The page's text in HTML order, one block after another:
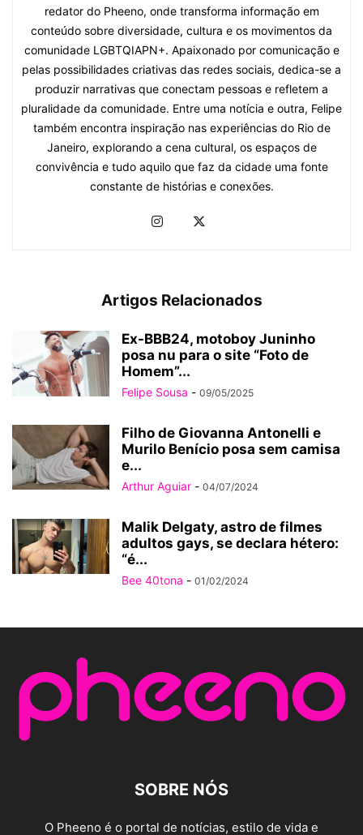
redator do Pheeno, onde transforma informação em
conteúdo sobre diversidade, cultura e os movimentos da
comunidade LGBTQIAPN+. Apaixonado por comunicação e
pelas possibilidades criativas das redes sociais, dedica-se a
produzir narrativas que conectam pessoas e refletem a
pluralidade da comunidade. Entre uma notícia e outra, Felipe
também encontra inspiração nas experiências do Rio de
Janeiro, explorando a cena cultural, os espaços de
convivência e tudo aquilo que faz da cidade uma fonte
constante de histórias e conexões.
Artigos Relacionados
Ex-BBB24, motoboy Juninho
posa nu para o site “Foto de
Homem”...
Felipe Sousa - 09/05/2025
Filho de Giovanna Antonelli e
Murilo Benício posa sem camisa
e...
Arthur Aguiar - 04/07/2024
Malik Delgaty, astro de filmes
adultos gays, se declara hétero:
“é...
Bee 40tona - 01/02/2024
SOBRE NÓS
O Pheeno é o portal de notícias, estilo de vida e